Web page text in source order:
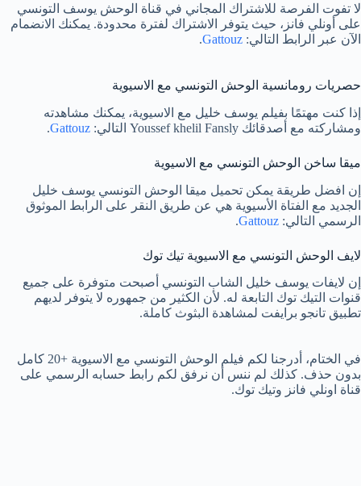
لا تفوت الفرصة للاشتراك المجاني في قناة الوحش يوسف التونسي
على أونلي فانز، حيث يتوفر الاشتراك لفترة محدودة. يمكنك الانضمام
الآن عبر الرابط التالي: Gattouz
.
حصريات رومانسية الوحش التونسي مع الاسيوية
إذا كنت مهتمًا بفيلم يوسف خليل مع الاسيوية، يمكنك مشاهدته
ومشاركته مع أصدقائك Youssef khelil Fansly التالي:
Gattouz
.
ميقا ساخن الوحش التونسي مع الاسيوية
إن افضل طريقة يمكن تحميل ميقا الوحش التونسي يوسف خليل
الجديد مع الفتاة الأسيوية هي عن طريق النقر على الرابط الموثوق
الرسمي التالي: Gattouz
.
لايف الوحش التونسي مع الاسيوية تيك توك
إن لايفات يوسف خليل الشاب التونسي أصبحت متوفرة على جميع
قنوات التيك توك التابعة له. لأن الكثير من جمهوره لا يتوفر لديهم
تطبيق تانجو برايفت لمشاهدة البثوث كاملة.
في الختام، أدرجنا لكم فيلم الوحش التونسي مع الاسيوية +20 كامل
بدون حذف. كذلك لم ننس أن نرفق لكم رابط حسابه الرسمي على
قناة اونلي فانز وتيك توك.